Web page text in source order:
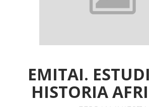
EMITAI.
HISTORIA